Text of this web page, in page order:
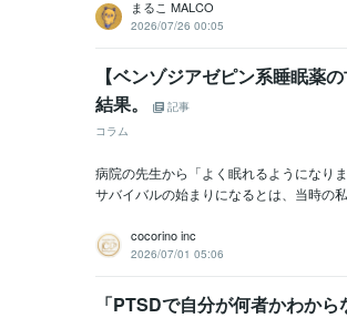
まるこ MALCO
2026/07/26 00:05
【ベンゾジアゼピン系睡眠薬
結果。
記事
コラム
病院の先生から「よく眠れるようになり
サバイバルの始まりになるとは、当時の
cocorino inc
2026/07/01 05:06
「PTSDで自分が何者かわか